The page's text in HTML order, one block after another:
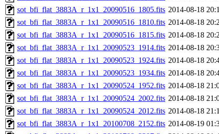
sot_bfi_flat_3883A_r_1x1_20090516_1805.fits 2014-08-18
sot_bfi_flat_3883A_r_1x1_20090516_1810.fits 2014-08-18
sot_bfi_flat_3883A_r_1x1_20090516_1815.fits 2014-08-18
sot_bfi_flat_3883A_r_1x1_20090523_1914.fits 2014-08-18
sot_bfi_flat_3883A_r_1x1_20090523_1924.fits 2014-08-18
sot_bfi_flat_3883A_r_1x1_20090523_1934.fits 2014-08-18
sot_bfi_flat_3883A_r_1x1_20090524_1952.fits 2014-08-18
sot_bfi_flat_3883A_r_1x1_20090524_2002.fits 2014-08-18
sot_bfi_flat_3883A_r_1x1_20090524_2012.fits 2014-08-18
sot_bfi_flat_3883A_r_1x1_20100708_2152.fits 2014-08-19